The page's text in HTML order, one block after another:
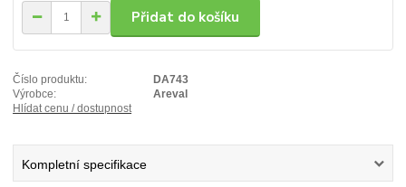
Přidat do košíku
Číslo produktu:
DA743
Výrobce:
Areval
Hlídat cenu / dostupnost
Kompletní specifikace